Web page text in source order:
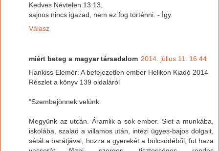
Kedves Névtelen 13:13,
sajnos nincs igazad, nem ez fog történni. - Így.
Válasz
miért beteg a magyar társadalom 2014. július 11. 16:44
Hankiss Elemér: A befejezetlen ember Helikon Kiadó 2014
Részlet a könyv 139 oldaláról
"Szembejönnek velünk
Megyünk az utcán. Áramlik a sok ember. Siet a munkába,
iskolába, szalad a villamos után, intézi ügyes-bajos dolgait,
sétál a barátjával, hozza a gyerekét a bölcsödéből, fut haza